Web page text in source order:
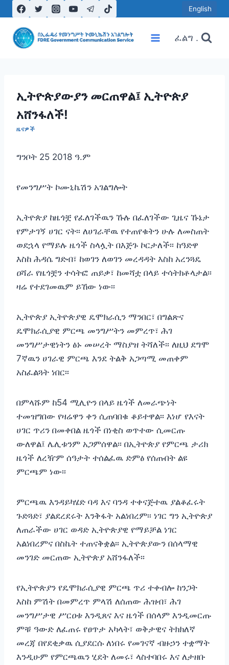
to
content
English
ፈልግ .
ኢትዮጵያውያን መርጠዋል፤ ኢትዮጵያ
አሸንፋለች!
ዜናዎች
ግንቦት 25 2018 ዓ.ም
የመንግሥት ኮሙኒኬሽን አገልግሎት
ኢትዮጵያ ከዜጎቿ የፈለገችዉን ኹሉ በፈለገችው ጊዜና ኹኔታ
የምታገኝ ሀገር ናት፡፡ ለሀገራቸዉ የተጠየቁትን ሁሉ ለመስጠት
ወደኋላ የማይሉ ዜጎች ስላሏት በእጅጉ ኮርታለች፡፡ ከዓድዋ
እስከ ሕዳሴ ግድብ፣ ከወገን ለወገን መረዳዳት እስከ አረንጓዴ
ዐሻራ የዜጎቿን ተሳትፎ ጠይቃ፣ ከመሻቷ በላይ ተሳትክቶላታል፡፡
ዛሬ የተደገመዉም ይኸው ነው፡፡
ኢትዮጵያ ኢትዮጵያዊ ዴሞክራሲን ማንበር፣ በግልጽና
ዴሞክራሲያዊ ምርጫ መንግሥትን መምረጥ፣ ሕገ
መንግሥታዊነትን ፅኑ መሠረት ማስያዝ ትሻለች፡፡ ለዚህ ደግሞ
7ኛዉን ሀገራዊ ምርጫ እንደ ትልቅ አጋጣሚ መጠቀም
አስፈልጓት ነበር፡፡
በምላሹም ከ54 ሚሊዮን በላይ ዜጎች ለመራጭነት
ተመዝግበው የዛሬዋን ቀን ሲጠባበቁ ቆይተዋል፡፡ እነሆ የእናት
ሀገር ጥሪን በመቀበል ዜጎች በነቂስ ወጥተው ሲመርጡ
ውለዋል፤ ሌሊቱንም አጋምሰዋል፡፡ በኢትዮጵያ የምርጫ ታሪክ
ዜጎች ለረዥም ሰዓታት ተሰልፈዉ ድምፅ የሰጡበት ልዩ
ምርጫም ነው፡፡
ምርጫዉ እንዳይካሄድ ባዳ እና ባንዳ ተቀናጅተዉ ያልቆፈሩት
ጉድጓድ፣ ያልደረደሩት እንቅፋት አልነበረም፡፡ ነገር ግን ኢትዮጵያ
ለጠራችው ሀገር ወዳድ ኢትዮጵያዊ የማይቻል ነገር
አልነበረምና በስኬት ተጠናቅቋል፡፡ ኢትዮጵያውን በሰላማዊ
መንገድ መርጠው ኢትዮጵያ አሸንፋለች፡፡
የኢትዮጵያን የዴሞክራሲያዊ ምርጫ ጥሪ ተቀብሎ ከንጋት
እስከ ምሽት በመምረጥ ምላሽ ለሰጠው ሕዝብ፣ ሕገ
መንግሥታዊ ሥርዐቱ እንዲጸና እና ዜጎች በሰላም እንዲመርጡ
ምቹ ዓውድ ለፈጠሩ የፀጥታ አካላት፣ ወቅታዊና ትክክለኛ
መረጃ በየደቂቃዉ ሲያደርሱ ለነበሩ የመገናኛ ብዙኃን ተቋማት
እንዲሁም የምርጫዉን ሂደት ለመሩ፣ ላስተባበሩ እና ለታዘቡ